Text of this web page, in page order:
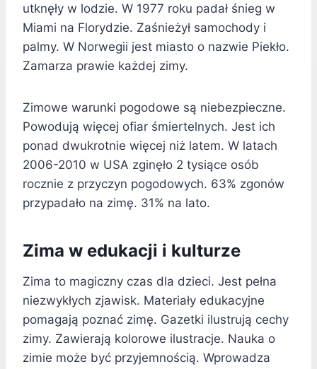
utknęły w lodzie. W 1977 roku padał śnieg w
Miami na Florydzie. Zaśnieżył samochody i
palmy. W Norwegii jest miasto o nazwie Piekło.
Zamarza prawie każdej zimy.
Zimowe warunki pogodowe są niebezpieczne.
Powodują więcej ofiar śmiertelnych. Jest ich
ponad dwukrotnie więcej niż latem. W latach
2006-2010 w USA zginęło 2 tysiące osób
rocznie z przyczyn pogodowych. 63% zgonów
przypadało na zimę. 31% na lato.
Zima w edukacji i kulturze
Zima to magiczny czas dla dzieci. Jest pełna
niezwykłych zjawisk. Materiały edukacyjne
pomagają poznać zimę. Gazetki ilustrują cechy
zimy. Zawierają kolorowe ilustracje. Nauka o
zimie może być przyjemnością. Wprowadza